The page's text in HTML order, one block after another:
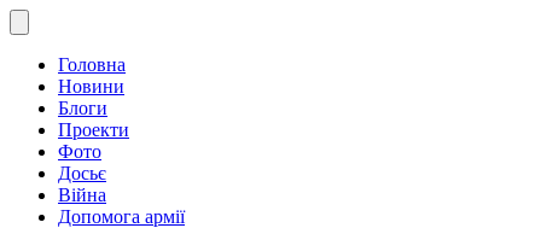
Головна
Новини
Блоги
Проекти
Фото
Досьє
Війна
Допомога армії